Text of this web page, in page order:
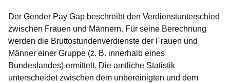
Der Gender Pay Gap beschreibt den Verdienstunterschied
zwischen Frauen und Männern. Für seine Berechnung
werden die Bruttostundenverdienste der Frauen und
Männer einer Gruppe (z. B. innerhalb eines
Bundeslandes) ermittelt. Die amtliche Statistik
unterscheidet zwischen dem unbereinigten und dem